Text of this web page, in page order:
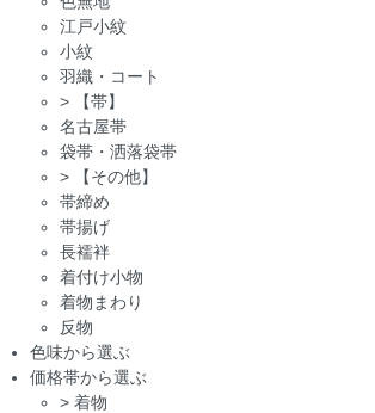
江戸小紋
小紋
羽織・コート
>
【帯】
名古屋帯
袋帯・洒落袋帯
>
【その他】
帯締め
帯揚げ
長襦袢
着付け小物
着物まわり
反物
色味から選ぶ
価格帯から選ぶ
> 着物